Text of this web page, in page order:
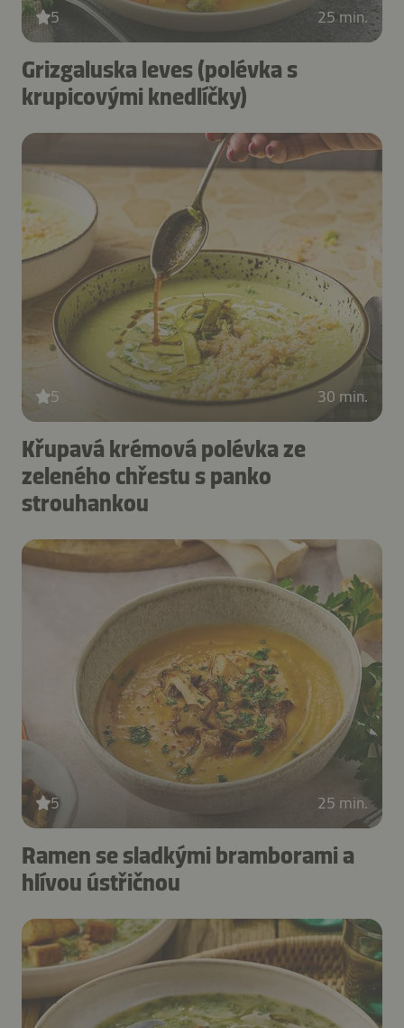
5 25 min.
Grizgaluska leves (polévka s
krupicovými knedlíčky)
5 30 min.
Křupavá krémová polévka ze
zeleného chřestu s panko
strouhankou
5 25 min.
Ramen se sladkými bramborami a
hlívou ústřičnou